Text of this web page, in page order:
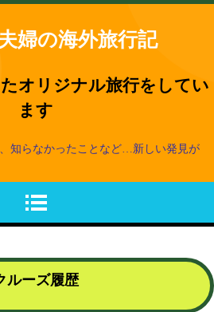
婦の海外旅行記
オリジナル旅行をしてい
ます
知らなかったことなど…新しい発見が
ルーズ履歴